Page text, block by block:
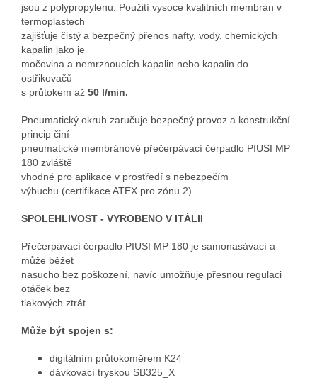
jsou z polypropylenu. Použití vysoce kvalitních membrán v
termoplastech
zajišťuje čistý a bezpečný přenos nafty, vody, chemických
kapalin jako je
močovina a nemrznoucích kapalin nebo kapalin do
ostřikovačů
s průtokem až 50 l/min.
Pneumatický okruh zaručuje bezpečný provoz a konstrukční
princip činí
pneumatické membránové přečerpávací čerpadlo PIUSI MP
180 zvláště
vhodné pro aplikace v prostředí s nebezpečím
výbuchu (certifikace ATEX pro zónu 2).
SPOLEHLIVOST - VYROBENO V ITÁLII
Přečerpávací čerpadlo PIUSI MP 180 je samonasávací a
může běžet
nasucho bez poškození, navíc umožňuje přesnou regulaci
otáček bez
tlakových ztrát.
Může být spojen s:
digitálním průtokoměrem K24
dávkovací tryskou SB325_X